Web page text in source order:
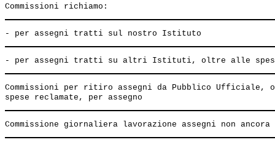
Commissioni per ritiro assegni da Pubblico